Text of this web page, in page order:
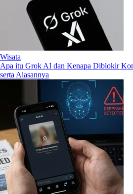
Wisata
Apa itu Grok AI dan Kenapa Diblokir
serta Alasannya